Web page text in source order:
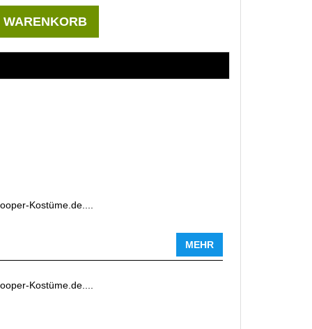
WARENKORB
Kostüme.de....
MEHR
Kostüme.de....